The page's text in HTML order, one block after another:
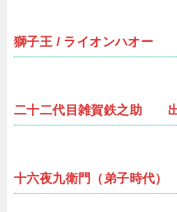
獅子王 / ライオンハオー
二十二代目雑賀鉄之助
十六夜九衛門（弟子時代